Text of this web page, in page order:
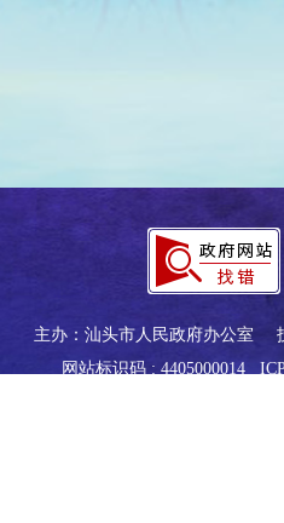
主办：汕头市人民政府办公室
网站标识码 : 4405000014